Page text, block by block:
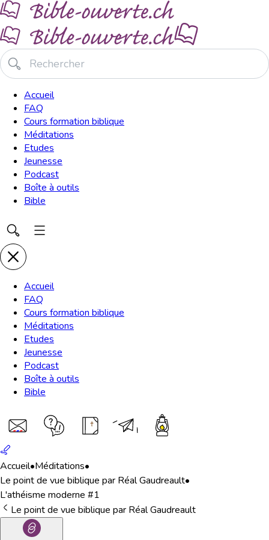
Accueil
FAQ
Cours formation biblique
Méditations
Etudes
Jeunesse
Podcast
Boîte à outils
Bible
Accueil
FAQ
Cours formation biblique
Méditations
Etudes
Jeunesse
Podcast
Boîte à outils
Bible
Accueil•Méditations•
Le point de vue biblique par Réal Gaudreault•
L'athéisme moderne #1
Le point de vue biblique par Réal Gaudreault